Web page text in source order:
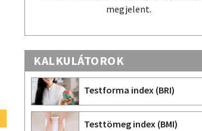
megjelent.
KALKULÁTOROK
Testforma index (BRI)
Testtömeg index (BMI)